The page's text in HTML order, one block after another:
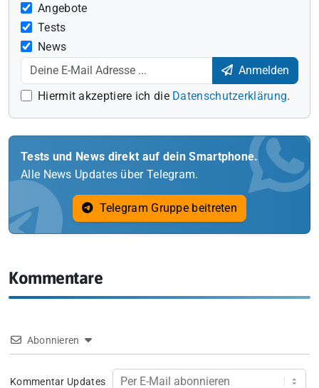
Angebote
Tests
News
Anmelden
Hiermit akzeptiere ich die Datenschutzerklärung.
Tests und News direkt auf dein Smartphone.
Alle News Updates über Telegram.
Telegram Gruppe beitreten
Kommentare
Abonnieren
Kommentar Updates